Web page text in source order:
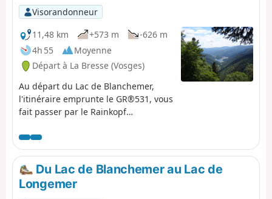
Visorandonneur
11,48 km
+573 m
-626 m
4h 55
Moyenne
Départ à La Bresse (Vosges)
Au départ du Lac de Blanchemer,
l'itinéraire emprunte le GR®531, vous
fait passer par le Rainkopf
la Tourbière de Machais, le Col de
Bramont, l'Étang de Sèchemer afin de
rejoindre le Chalet de Rouge Mousse.
Du Lac de Blanchemer au Lac de
Longemer